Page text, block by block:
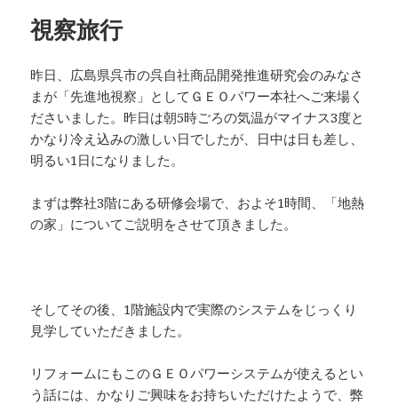
視察旅行
昨日、広島県呉市の呉自社商品開発推進研究会のみなさ
まが「先進地視察」としてＧＥＯパワー本社へご来場く
ださいました。昨日は朝5時ごろの気温がマイナス3度と
かなり冷え込みの激しい日でしたが、日中は日も差し、
明るい1日になりました。
まずは弊社3階にある研修会場で、およそ1時間、「地熱
の家」についてご説明をさせて頂きました。
そしてその後、1階施設内で実際のシステムをじっくり
見学していただきました。
リフォームにもこのＧＥＯパワーシステムが使えるとい
う話には、かなりご興味をお持ちいただけたようで、弊